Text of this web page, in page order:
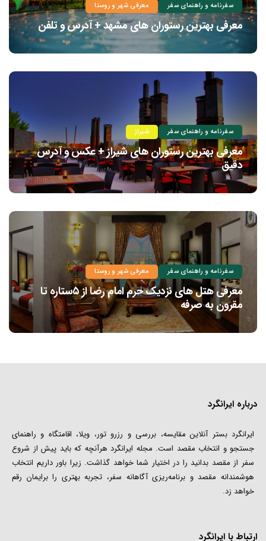
سفرنامه و راهنمای سفر معرفی شهر و روستا
معرفی بهترین رستوران های مشهد + آدرس و تلفن
سفرنامه و راهنمای سفر شیراز
معرفی بهترین رستوران های شیراز + عکس و آدرس
دقیق
سفرنامه و راهنمای سفر معرفی شهر و روستا
معرفی هتل های نزدیک حرم امام رضا از ۵ستاره تا
مقرون به صرفه
درباره ایرانگرد
ایرانگرد بستر آنلاین مقایسه، بررسی و رزرو تور، ویلا، اقامتگاه و راهنمای
جستجو و انتخاب مقصد است. مجله ایرانگرد هرآنچه که باید پیش از شروع
سفر از مقصد بدانید را در اختیار شما خواهد گذاشت. زیرا باور داریم انتخاب
هوشمندانه مقصد و برنامه‌ریزی آگاهانه سفر، تجربه بهتری را برایمان رقم
خواهد زد.
ارتباط با ایرانگرد